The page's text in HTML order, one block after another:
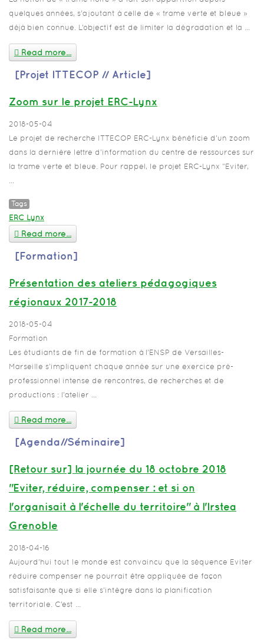
quelques années, s’ajoutant à celle de « trame verte et bleue »
déjà bien connue. L’objectif est de limiter la dégradation et la ...
Read more...
[Projet ITTECOP // Article]
Zoom sur le projet ERC-Lynx
2018-05-04
Le projet de recherche ITTECOP ERC-Lynx bénéficie d'un zoom
dans la dernière lettre d'information du centre de ressources sur
la trame verte et bleue. Pour rappel, le projet ERC-Lynx "Eviter,
...
Tags
ERC Lynx
Read more...
[Formation]
Présentation des ateliers pédagogiques
régionaux 2017-2018
2018-05-04
Formation
Les étudiants de fin de formation à l’ENSP de Versailles-
Marseille s’impliquent chaque année sur une exercice pré-
professionnel intense de rencontres, de recherches et de
productions : l’atelier ...
Read more...
[Agenda//Séminaire]
[Retour sur] la journée du 18 octobre 2018
"Eviter, réduire, compenser : et si on
l'organisait à l'échelle du territoire" à l'Irstea
Grenoble
2018-04-16
Aujourd’hui tout le monde est convaincu que la séquence Eviter
réduire compenser ne pourrait être appliquée de façon
satisfaisante que si elle s’intègre dans la planification
territoriale. C’est ...
Read more...